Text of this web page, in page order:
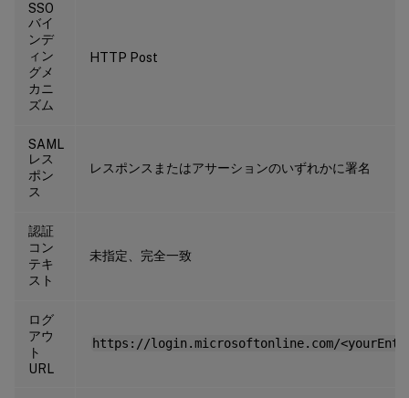
SSO
バイ
ンデ
ィン
グメ
カニ
ズム
HTTP Post
SAML
レス
ポン
ス
レスポンスまたはアサーションのいずれかに署名
認証
コン
テキ
スト
未指定、完全一致
ログ
アウ
ト
URL
https://login.microsoftonline.com/